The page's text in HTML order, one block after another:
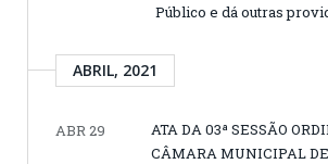
Público e dá outras
ABRIL, 2021
ABR 29
ATA DA 03ª SESSÃO
CÂMARA MUNICIPAL